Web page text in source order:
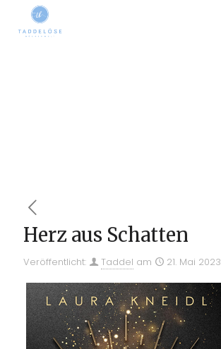
Herz aus Schatten
Veröffentlicht: Taddel am 21. Mai 2023